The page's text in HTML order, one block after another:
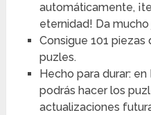
automáticamente,
eternidad! Da
Consigue 101
puzles.
Hecho para durar:
podrás hacer los
actualizaciones